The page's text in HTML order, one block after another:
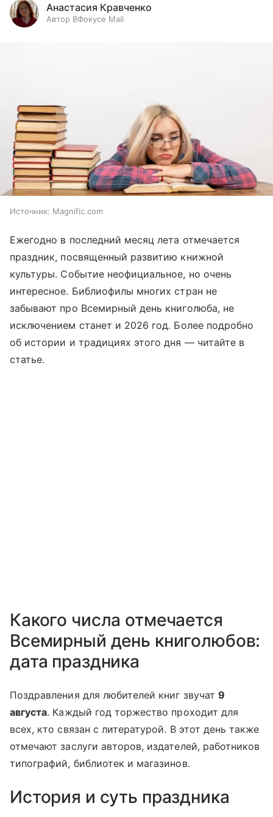
Анастасия Кравченко
Автор ВФокусе Mail
Источник: Magnific.com
Ежегодно в последний месяц лета отмечается
праздник, посвященный развитию книжной
культуры. Событие неофициальное, но очень
интересное. Библиофилы многих стран не
забывают про Всемирный день книголюба, не
исключением станет и 2026 год. Более подробно
об истории и традициях этого дня — читайте в
статье.
Какого числа отмечается
Всемирный день книголюбов:
дата праздника
Поздравления для любителей книг звучат 9
августа. Каждый год торжество проходит для
всех, кто связан с литературой. В этот день также
отмечают заслуги авторов, издателей, работников
типографий, библиотек и магазинов.
История и суть праздника